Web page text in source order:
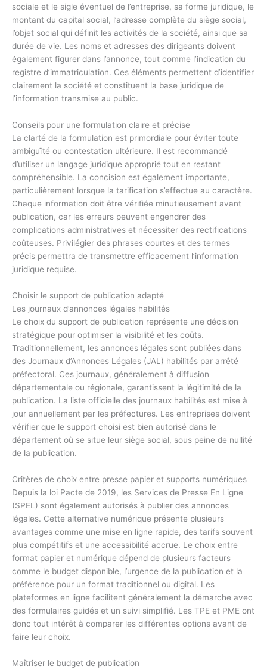
sociale et le sigle éventuel de l’entreprise, sa forme juridique, le
montant du capital social, l’adresse complète du siège social,
l’objet social qui définit les activités de la société, ainsi que sa
durée de vie. Les noms et adresses des dirigeants doivent
également figurer dans l’annonce, tout comme l’indication du
registre d’immatriculation. Ces éléments permettent d’identifier
clairement la société et constituent la base juridique de
l’information transmise au public.
Conseils pour une formulation claire et précise
La clarté de la formulation est primordiale pour éviter toute
ambiguïté ou contestation ultérieure. Il est recommandé
d’utiliser un langage juridique approprié tout en restant
compréhensible. La concision est également importante,
particulièrement lorsque la tarification s’effectue au caractère.
Chaque information doit être vérifiée minutieusement avant
publication, car les erreurs peuvent engendrer des
complications administratives et nécessiter des rectifications
coûteuses. Privilégier des phrases courtes et des termes
précis permettra de transmettre efficacement l’information
juridique requise.
Choisir le support de publication adapté
Les journaux d’annonces légales habilités
Le choix du support de publication représente une décision
stratégique pour optimiser la visibilité et les coûts.
Traditionnellement, les annonces légales sont publiées dans
des Journaux d’Annonces Légales (JAL) habilités par arrêté
préfectoral. Ces journaux, généralement à diffusion
départementale ou régionale, garantissent la légitimité de la
publication. La liste officielle des journaux habilités est mise à
jour annuellement par les préfectures. Les entreprises doivent
vérifier que le support choisi est bien autorisé dans le
département où se situe leur siège social, sous peine de nullité
de la publication.
Critères de choix entre presse papier et supports numériques
Depuis la loi Pacte de 2019, les Services de Presse En Ligne
(SPEL) sont également autorisés à publier des annonces
légales. Cette alternative numérique présente plusieurs
avantages comme une mise en ligne rapide, des tarifs souvent
plus compétitifs et une accessibilité accrue. Le choix entre
format papier et numérique dépend de plusieurs facteurs
comme le budget disponible, l’urgence de la publication et la
préférence pour un format traditionnel ou digital. Les
plateformes en ligne facilitent généralement la démarche avec
des formulaires guidés et un suivi simplifié. Les TPE et PME ont
donc tout intérêt à comparer les différentes options avant de
faire leur choix.
Maîtriser le budget de publication